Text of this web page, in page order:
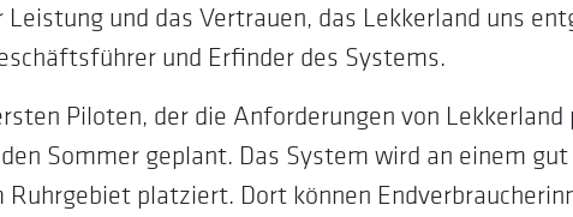
und das Vertrauen, das Lekkerland uns
und Erfinder des Systems.
Piloten, der die Anforderungen von Lekkerland
Sommer geplant. Das System wird an einem gut
platziert. Dort können